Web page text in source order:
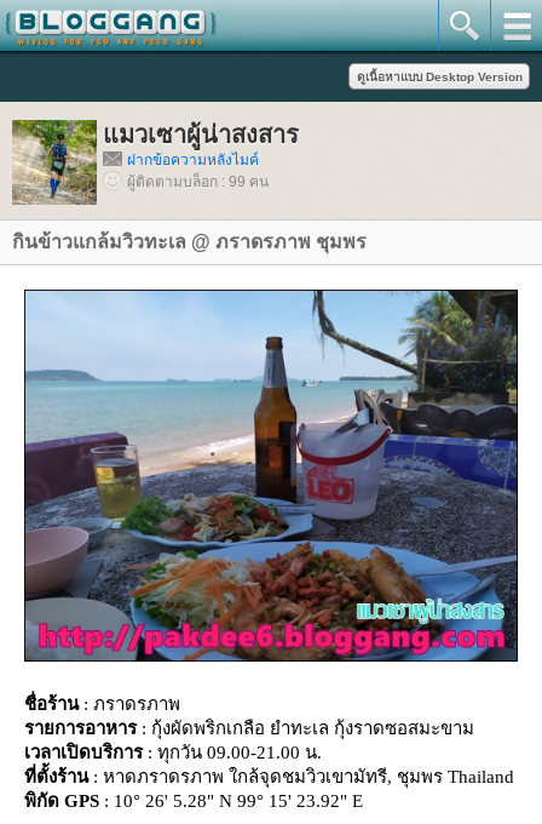
มวเซาผู้น่าสงสาร
ฝากข้อความหลังไมค์
ผู้ติดตามบล็อก : 99 คน
กินข้าวแกล้มวิวทะเล @ ภราดรภาพ ชุมพร
ชื่อร้าน: ภราดรภาพ
รายการอาหาร: กุ้งผัดพริกเกลือ ยำทะเล กุ้งราดซอสมะขาม
เวลาเปิดบริการ: ทุกวัน 09.00-21.00 น.
ที่ตั้งร้าน: หาดภราดรภาพ ใกล้จุดชมวิวเขามัทรี, ชุมพร Thailand
พิกัด GPS : 10° 26' 5.28" N 99° 15' 23.92" E